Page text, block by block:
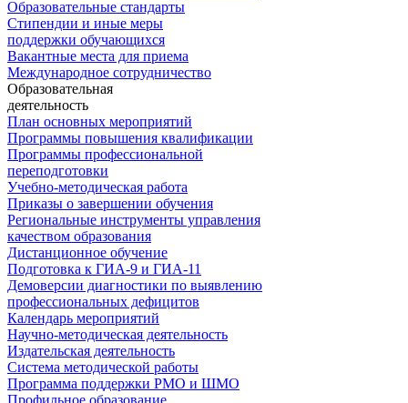
Образовательные стандарты
Стипендии и иные меры
поддержки обучающихся
Вакантные места для приема
Международное сотрудничество
Образовательная
деятельность
План основных мероприятий
Программы повышения квалификации
Программы профессиональной
переподготовки
Учебно-методическая работа
Приказы о завершении обучения
Региональные инструменты управления
качеством образования
Дистанционное обучение
Подготовка к ГИА-9 и ГИА-11
Демоверсии диагностики по выявлению
профессиональных дефицитов
Календарь мероприятий
Научно-методическая деятельность
Издательская деятельность
Система методической работы
Программа поддержки РМО и ШМО
Профильное образование